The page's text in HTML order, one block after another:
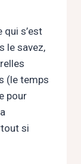
qui s’est
le savez,
(le temps
pour
si